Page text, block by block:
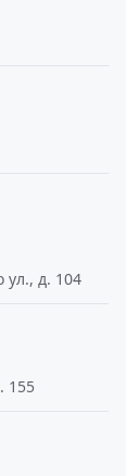
ул., д. 104
155